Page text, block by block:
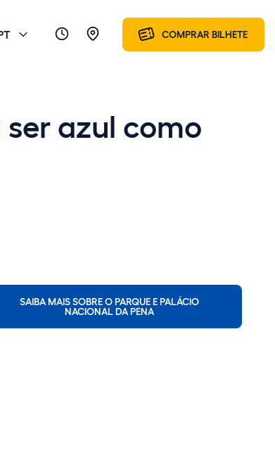
COMPRAR BILHETE
azul como
SAIBA MAIS SOBRE O PARQUE E PALÁCIO
NACIONAL DA PENA